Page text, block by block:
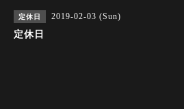
定休日 2019-02-03 (Sun)
定休日